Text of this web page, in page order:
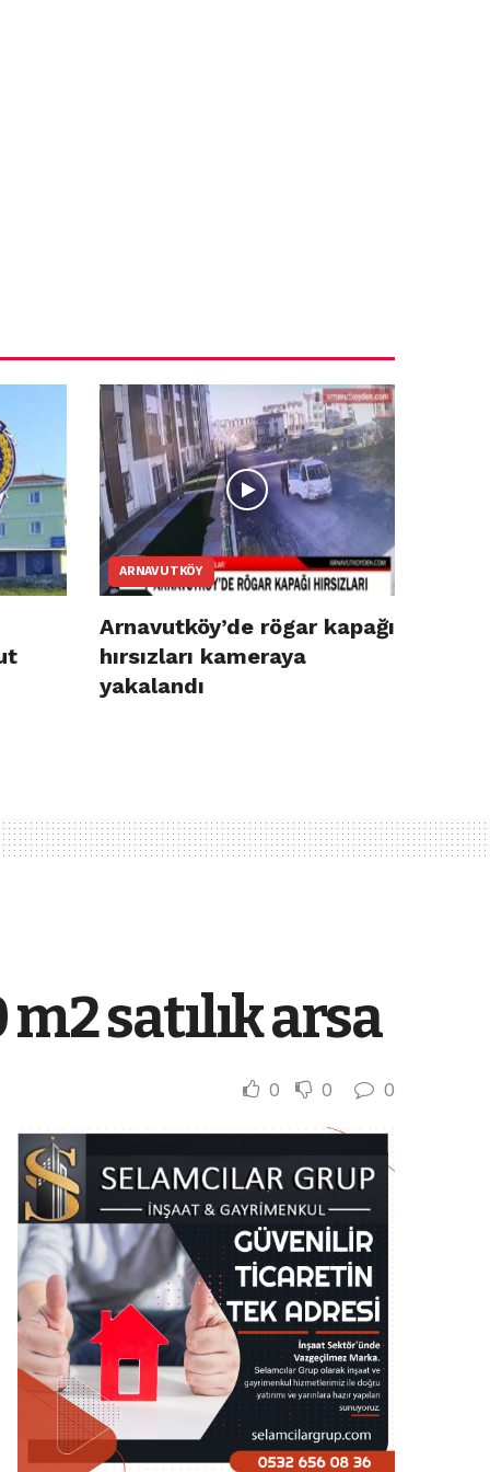
ARNAVUTKÖY
Arnavutköy’de rögar kapağı
hırsızları kameraya
yakalandı
satılık arsa
0 0 0